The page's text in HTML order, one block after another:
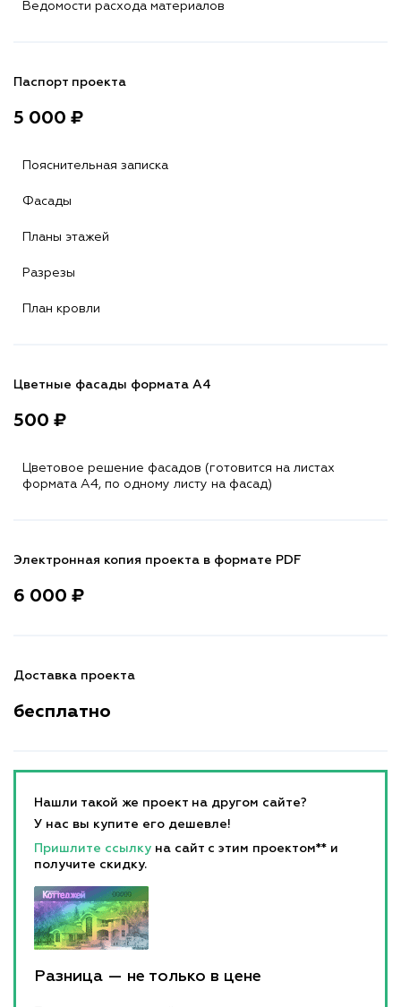
Ведомости расхода материалов
Паспорт проекта
5 000 ₽
Пояснительная записка
Фасады
Планы этажей
Разрезы
План кровли
Цветные фасады формата А4
500 ₽
Цветовое решение фасадов (готовится на листах
формата A4, по одному листу на фасад)
Электронная копия проекта в формате PDF
6 000 ₽
Доставка проекта
бесплатно
Нашли такой же проект на другом сайте?
У нас вы купите его дешевле!
Пришлите ссылку на сайт с этим проектом** и
получите скидку.
Разница — не только в цене